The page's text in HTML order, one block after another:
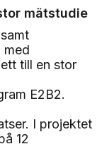
mätstudie
med
till en stor
E2B2.
I projektet
12